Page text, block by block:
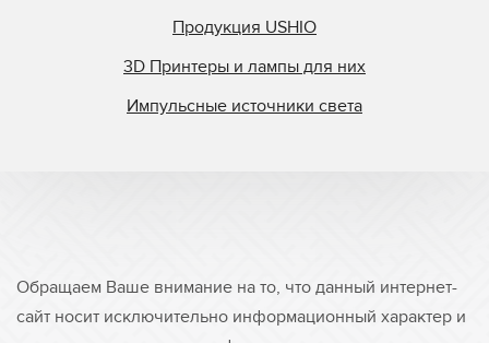
Продукция USHIO
3D Принтеры и лампы для них
Импульсные источники света
Обращаем Ваше внимание на то, что данный интернет-
сайт носит исключительно информационный характер и